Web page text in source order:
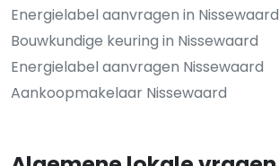
Energielabel aanvragen in Nissewaard
Bouwkundige keuring in Nissewaard
Energielabel aanvragen Nissewaard
Aankoopmakelaar Nissewaard